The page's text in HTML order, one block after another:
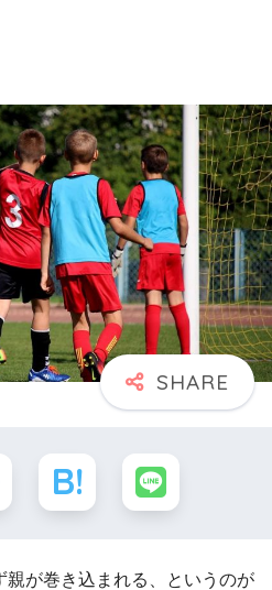
親が巻き込まれる、というのが